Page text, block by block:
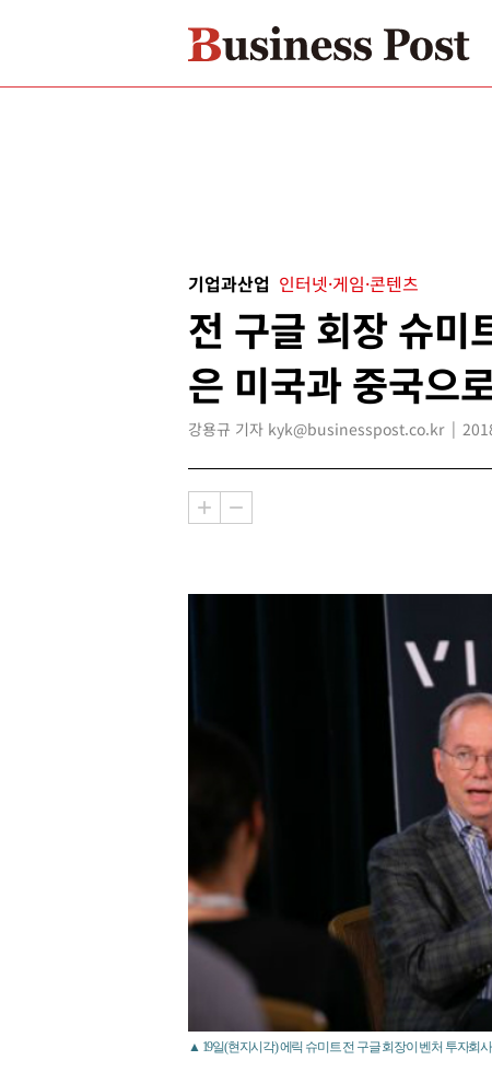
기업과산업 인터넷·게임·콘텐츠
전 구글 회장 슈
은 미국과 중국으
강용규 기자 kyk@businesspost.co.kr
▲ 19일(현지시각) 에릭 슈미트 전 구글 회장이 벤처 투자회